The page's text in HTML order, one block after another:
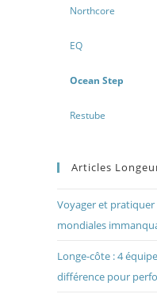
Northcore
EQ
Ocean Step
Restube
Articles
Voyager et
mondiales
Longe-côte : 4
différence pour